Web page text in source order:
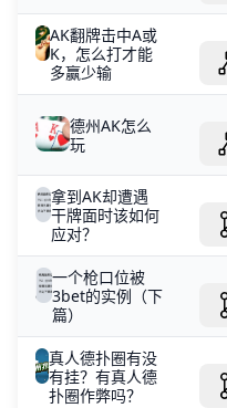
AK翻牌击中A或
K，怎么打才能
多赢少输
德州AK怎么
玩
拿到AK却遭遇
干牌面时该如何
应对？
一个枪口位被
3bet的实例（下
篇）
真人德扑圈有没
有挂？有真人德
扑圈作弊吗？